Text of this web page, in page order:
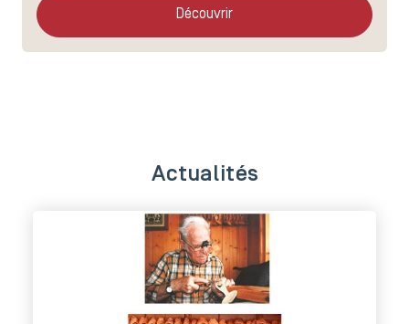
Découvrir
Actualités